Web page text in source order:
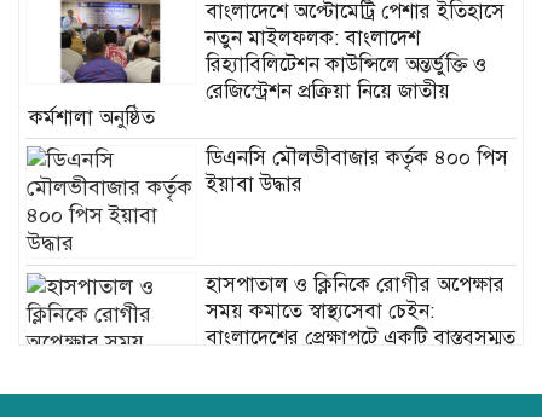
বাংলাদেশে অপ্টোমেট্রি পেশার ইতিহাসে
নতুন মাইলফলক: বাংলাদেশ
রিহ্যাবিলিটেশন কাউন্সিলে অন্তর্ভুক্তি ও
রেজিস্ট্রেশন প্রক্রিয়া নিয়ে জাতীয়
কর্মশালা অনুষ্ঠিত
ডিএনসি মৌলভীবাজার কর্তৃক ৪০০ পিস
ইয়াবা উদ্ধার
হাসপাতাল ও ক্লিনিকে রোগীর অপেক্ষার
সময় কমাতে স্বাস্থ্যসেবা চেইন:
বাংলাদেশের প্রেক্ষাপটে একটি বাস্তবসম্মত